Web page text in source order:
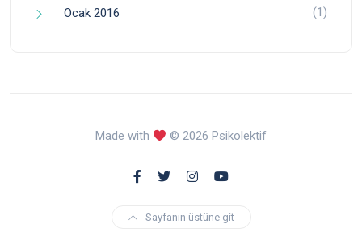
Ocak 2016 (1)
Made with © 2026 Psikolektif
Sayfanın üstüne git